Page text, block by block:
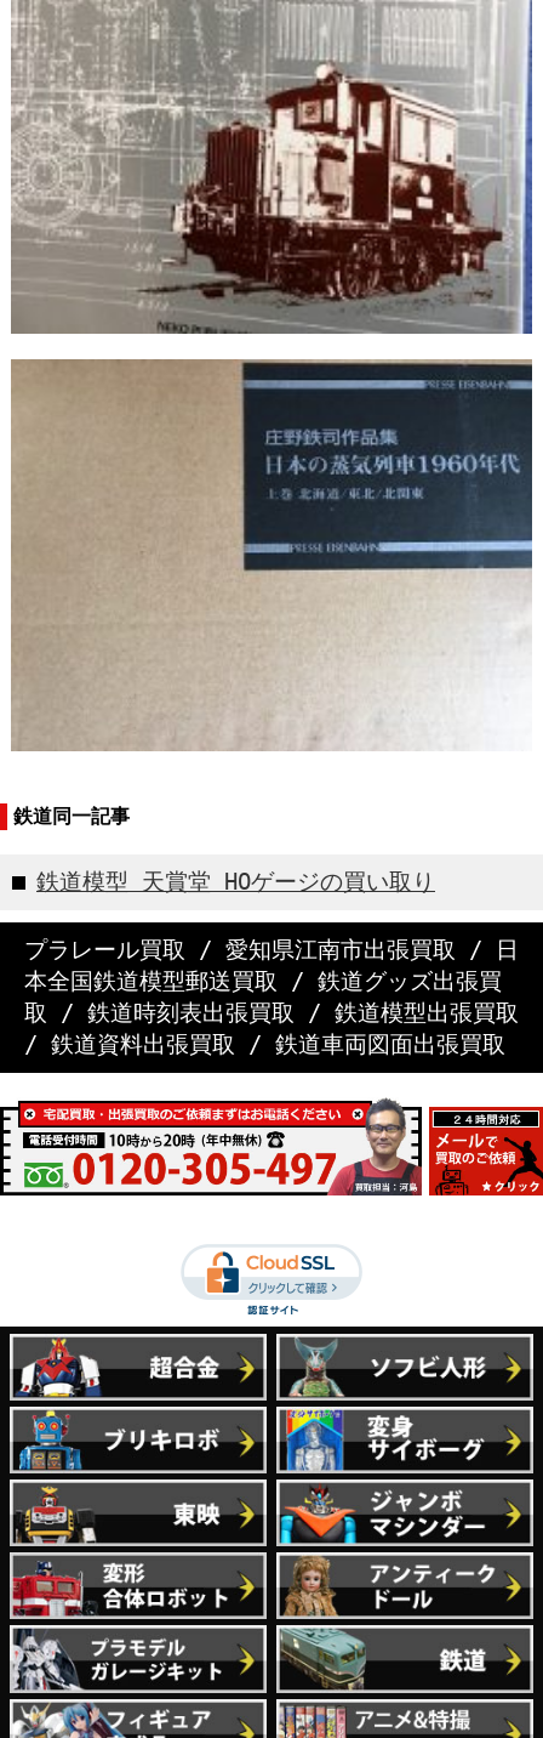
鉄道同一記事
鉄道模型 天賞堂 HOゲージの買い取り
プラレール買取 / 愛知県江南市出張買取 /
日
本全国鉄道模型郵送買取 / 鉄道グッズ出張買
取 / 鉄道時刻表出張買取 / 鉄道模型出張買取
/ 鉄道資料出張買取 / 鉄道車両図面出張買取